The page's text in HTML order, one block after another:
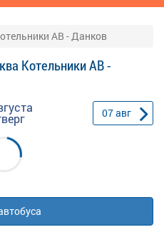
АВ - Данков
Котельники АВ -
07авг